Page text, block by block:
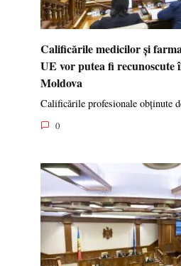
Calificările medicilor și
UE vor putea fi recunoscute
Moldova
Calificările profesionale obținute
0